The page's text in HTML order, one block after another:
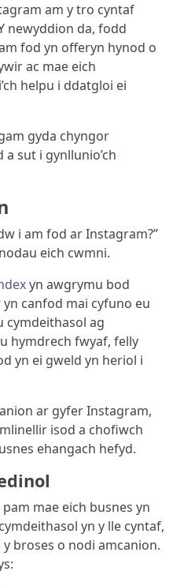
am y tro cyntaf
newyddion da, fodd
fod yn offeryn hynod o
ac mae eich
helpu i ddatgloi ei
gyda chyngor
sut i gynllunio’ch
i am fod ar Instagram?”
eich cwmni.
yn awgrymu bod
canfod mai cyfuno eu
cymdeithasol ag
hymdrech fwyaf, felly
yn ei gweld yn heriol i
ar gyfer Instagram,
isod a chofiwch
ehangach hefyd.
mae eich busnes yn
yn y lle cyntaf,
broses o nodi amcanion.